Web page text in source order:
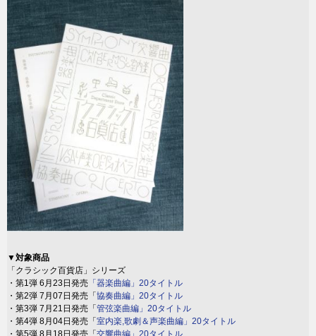
▼対象商品
「クラシック百貨店」シリーズ
・第1弾 6月23日発売 「器楽曲編」20タイトル
・第2弾 7月07日発売「 協奏曲編」20タイトル
・第3弾 7月21日発売「 管弦楽曲編」20タイトル
・第4弾 8月04日発売「 室内楽,歌劇＆声楽曲編」20タイトル